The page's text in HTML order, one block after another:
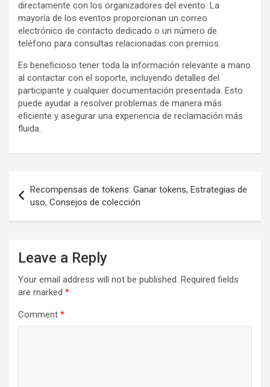
directamente con los organizadores del evento. La
mayoría de los eventos proporcionan un correo
electrónico de contacto dedicado o un número de
teléfono para consultas relacionadas con premios.
Es beneficioso tener toda la información relevante a mano
al contactar con el soporte, incluyendo detalles del
participante y cualquier documentación presentada. Esto
puede ayudar a resolver problemas de manera más
eficiente y asegurar una experiencia de reclamación más
fluida.
navigation
Recompensas de tokens: Ganar tokens, Estrategias de
uso, Consejos de colección
Leave a Reply
Your email address will not be published. Required fields
are marked *
Comment *